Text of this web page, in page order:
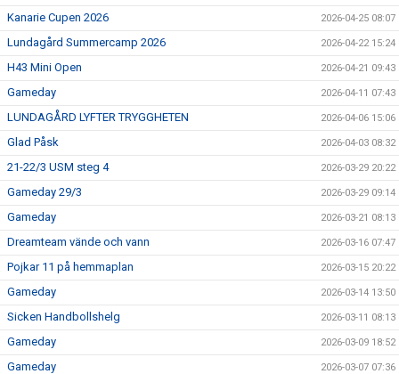
Kanarie Cupen 2026 2026-04-25 08:07
Lundagård Summercamp 2026 2026-04-22 15:24
H43 Mini Open 2026-04-21 09:43
Gameday 2026-04-11 07:43
LUNDAGÅRD LYFTER TRYGGHETEN 2026-04-06 15:06
Glad Påsk 2026-04-03 08:32
21-22/3 USM steg 4 2026-03-29 20:22
Gameday 29/3 2026-03-29 09:14
Gameday 2026-03-21 08:13
Dreamteam vände och vann 2026-03-16 07:47
Pojkar 11 på hemmaplan 2026-03-15 20:22
Gameday 2026-03-14 13:50
Sicken Handbollshelg 2026-03-11 08:13
Gameday 2026-03-09 18:52
Gameday 2026-03-07 07:36